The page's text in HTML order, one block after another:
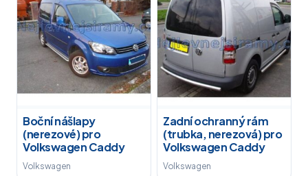
Boční nášlapy
(nerezové) pro
Volkswagen Caddy
Volkswagen
Zadní ochranný rám
(trubka, nerezová) pro
Volkswagen Caddy
Volkswagen